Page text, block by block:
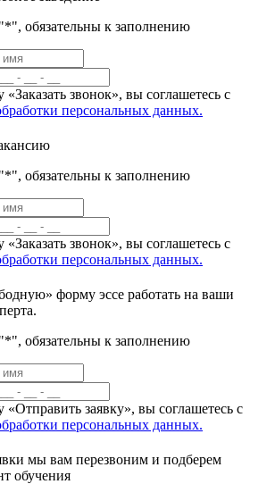
обязательны к заполнению
звонок», вы соглашетесь с
персональных данных.
обязательны к заполнению
звонок», вы соглашетесь с
персональных данных.
форму эссе работать на ваши
обязательны к заполнению
заявку», вы соглашетесь с
персональных данных.
мы вам перезвоним и подберем
обучения